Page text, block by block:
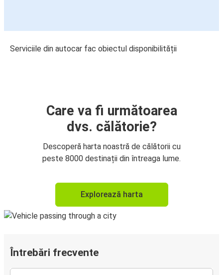
Serviciile din autocar fac obiectul disponibilității
Care va fi următoarea
dvs. călătorie?
Descoperă harta noastră de călătorii cu
peste 8000 destinații din întreaga lume.
Explorează harta
Întrebări frecvente